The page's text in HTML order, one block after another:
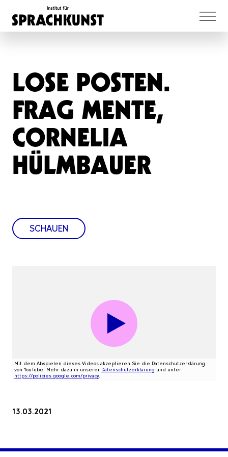
LOSE POSTEN.
FRAG MENTE,
CORNELIA
HÜLMBAUER
SCHAUEN
Mit dem Abspielen dieses Videos akzeptieren Sie die Datenschutzerklärung
von YouTube. Mehr dazu in unserer Datenschutzerklärung und unter
https://policies.google.com/privacy.
13.03.2021